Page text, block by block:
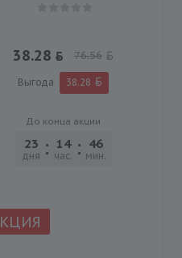
38.28 76.56
Выгода 38.28
До конца акции
23
дня
14
час.
46
мин.